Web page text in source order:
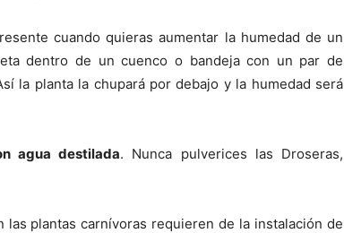
cuando quieras aumentar la humedad de un
dentro de un cuenco o bandeja con un par de
la planta la chupará por debajo y la humedad será
agua destilada. Nunca pulverices las Droseras,
plantas carnívoras requieren de la instalación de